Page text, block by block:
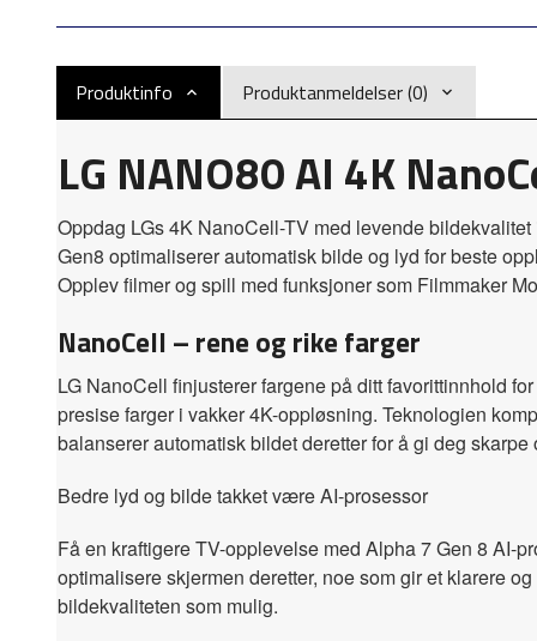
Produktinfo Produktanmeldelser (0)
LG NANO80 AI 4K
Oppdag LGs 4K NanoCell-TV med levende
Gen8 optimaliserer automatisk bilde og lyd for beste
Opplev filmer og spill med funksjoner som Filmmaker
NanoCell – rene og rike farger
LG NanoCell finjusterer fargene på ditt favorittinnhold
presise farger i vakker 4K-oppløsning. Teknologien
balanserer automatisk bildet deretter for å gi deg skarpe
Bedre lyd og bilde takket være AI-prosessor
Få en kraftigere TV-opplevelse med Alpha 7 Gen 8 AI-
optimalisere skjermen deretter, noe som gir et klarere
bildekvaliteten som mulig.